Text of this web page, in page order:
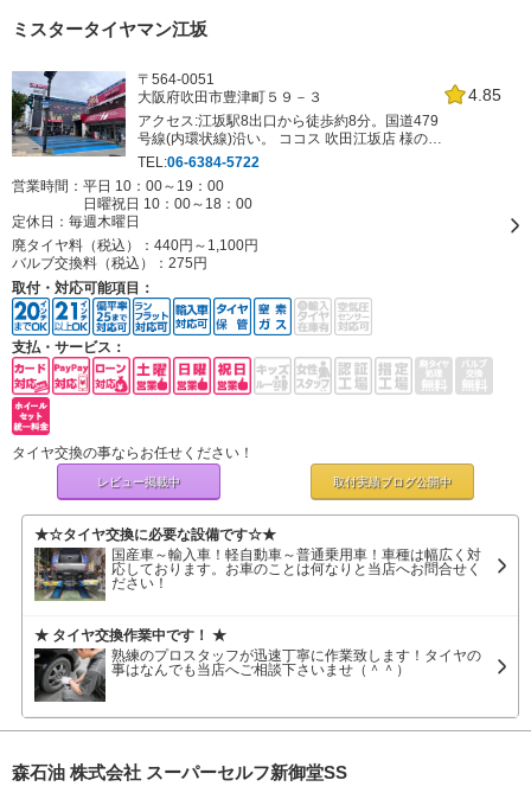
ミスタータイヤマン江坂
4.85
〒564-0051
大阪府吹田市豊津町５９－３
アクセス:江坂駅8出口から徒歩約8分。国道479
号線(内環状線)沿い。 ココス 吹田江坂店 様の西
隣になります。
TEL:06-6384-5722
営業時間：平日 10：00～19：00
日曜祝日 10：00～18：00
定休日： 毎週木曜日
廃タイヤ料（税込）： 440円～1,100円
バルブ交換料（税込）： 275円
取付・対応可能項目：
支払・サービス：
タイヤ交換の事ならお任せください！
レビュー掲載中 取付実績ブログ公開中
★☆タイヤ交換に必要な設備です☆★
国産車～輸入車！軽自動車～普通乗用車！車種は幅広く対
応しております。お車のことは何なりと当店へお問合せく
ださい！
★ タイヤ交換作業中です！ ★
熟練のプロスタッフが迅速丁寧に作業致します！タイヤの
事はなんでも当店へご相談下さいませ（＾＾）
森石油 株式会社 スーパーセルフ新御堂SS